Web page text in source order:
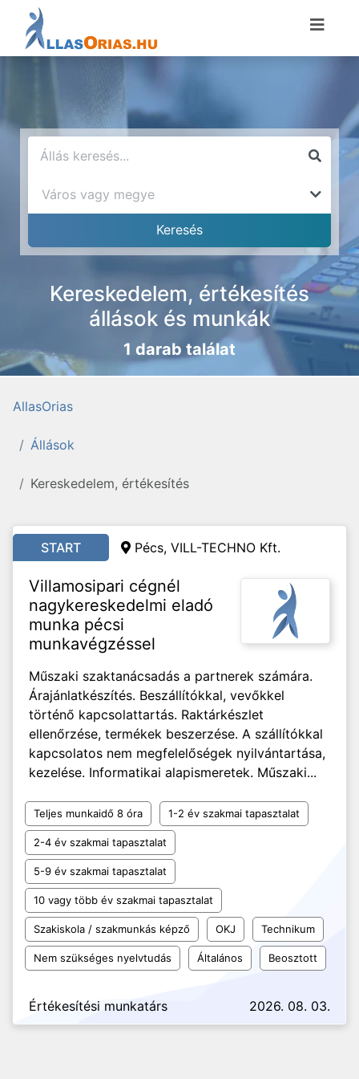
Kereskedelem, értékesítés
állások és munkák
1 darab találat
AllasOrias
Állások
Kereskedelem, értékesítés
START Pécs, VILL-TECHNO Kft.
Villamosipari cégnél
nagykereskedelmi eladó
munka pécsi
munkavégzéssel
Műszaki szaktanácsadás a partnerek számára.
Árajánlatkészítés. Beszállítókkal, vevőkkel
történő kapcsolattartás. Raktárkészlet
ellenőrzése, termékek beszerzése. A szállítókkal
kapcsolatos nem megfelelőségek nyilvántartása,
kezelése. Informatikai alapismeretek. Műszaki...
Teljes munkaidő 8 óra 1-2 év szakmai tapasztalat
2-4 év szakmai tapasztalat
5-9 év szakmai tapasztalat
10 vagy több év szakmai tapasztalat
Szakiskola / szakmunkás képző OKJ Technikum
Nem szükséges nyelvtudás Általános Beosztott
Értékesítési munkatárs 2026. 08. 03.